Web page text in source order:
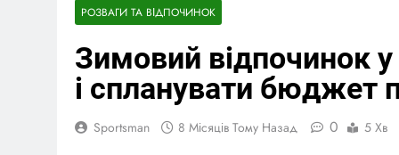
Відпочинок
5 Місяців Тому
РОЗВАГИ ТА ВІДПОЧИНОК
Зимовий відпочинок у
і спланувати бюджет
Sportsman 8 Місяців Тому Назад 0 5 Хв